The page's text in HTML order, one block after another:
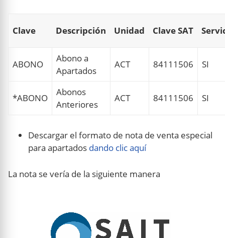
Clave Descripción Unidad Clave SAT
ABONO
Abono a
Apartados
ACT 84111506 SI
*ABONO
Abonos
Anteriores
ACT 84111506 SI
Descargar el formato de nota de venta especial
para apartados dando clic aquí
La nota se vería de la siguiente manera